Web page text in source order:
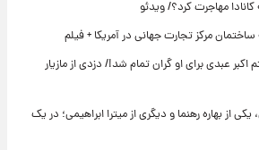
مهاجرت کرد؟/ ویدئو
مرکز تجارت جهانی در آمریکا + فیلم
اکبر عبدی برای او گران تمام شد!/ دزدی از مازیار
از بهاره رهنما و دیگری از میترا ابراهیمی؛ در یک